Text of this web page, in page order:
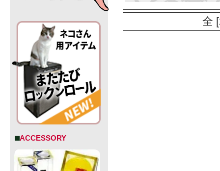
ACCESSORY
全